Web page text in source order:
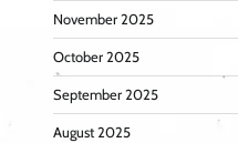
November 2025
October 2025
September 2025
August 2025